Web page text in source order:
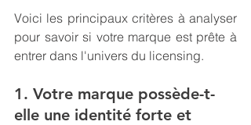
Voici les principaux critères à analyser
pour savoir si votre marque est prête à
entrer dans l'univers du licensing.
1. Votre marque possède-t-
elle une identité forte et